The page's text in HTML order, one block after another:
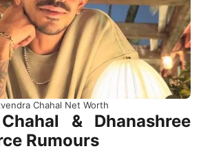
Chahal Net Worth
& Dhanashree
Rumours